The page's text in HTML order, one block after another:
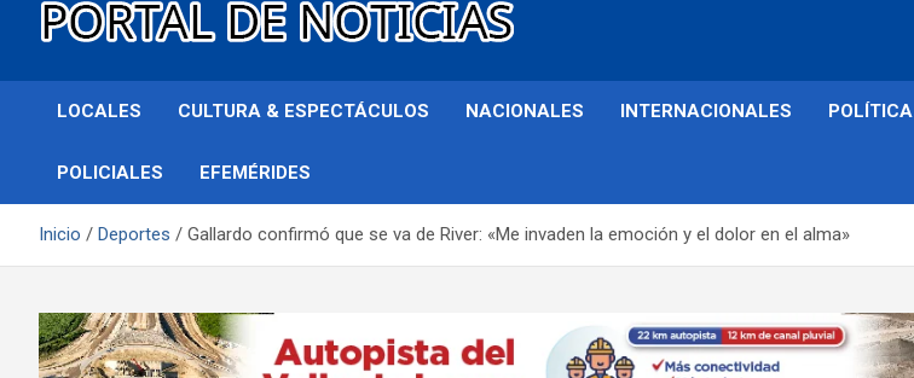
Infonoa Salta
LOCALES CULTURA & ESPECTÁCULOS NACIONALES INTERNACIONALES POLÍTICA
POLICIALES EFEMÉRIDES
Inicio Deportes Gallardo confirmó que se va de River: «Me invaden la emoción y el dolor en el alma»